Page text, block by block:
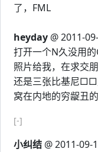
了，FML
heyday @ 2011-09-
打开一个N久没用
照片给我，在求交
还是三张比基尼□□
窝在内地的穷龊丑
[-]
小纠结 @ 2011-09-